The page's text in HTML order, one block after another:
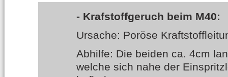
- Krafstoffgeruch beim M40:
Ursache: Poröse
Abhilfe: Die beiden ca. 4cm
welche sich nahe der